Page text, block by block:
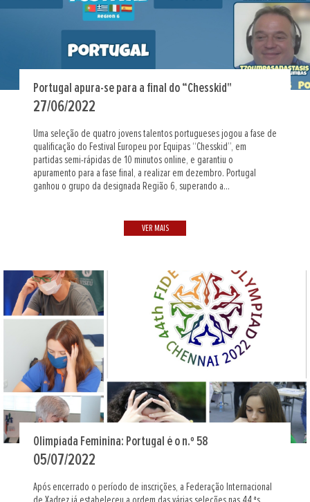
Portugal apura-se para a final do “Chesskid"
27/06/2022
Uma seleção de quatro jovens talentos portugueses jogou a fase de
qualificação do Festival Europeu por Equipas “Chesskid”, em
partidas semi-rápidas de 10 minutos online, e garantiu o
apuramento para a fase final, a realizar em dezembro. Portugal
ganhou o grupo da designada Região 6, superando a...
VER MAIS
Olimpíada Feminina: Portugal é o n.º 58
05/07/2022
Após encerrado o período de inscrições, a Federação Internacional
de Xadrez já estabeleceu a ordem das várias seleções nas 44.ªs